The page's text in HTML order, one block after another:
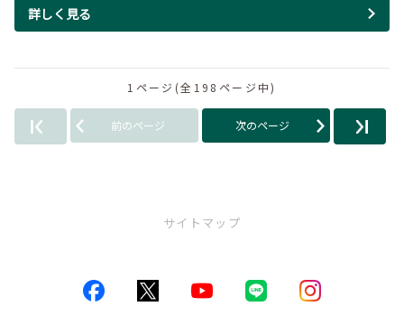
詳しく見る
1ページ(全198ページ中)
前のページ 次のページ
サイトマップ